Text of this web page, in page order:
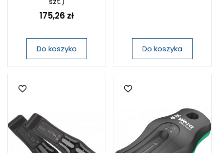
175,26 zł
Do koszyka Do koszyka